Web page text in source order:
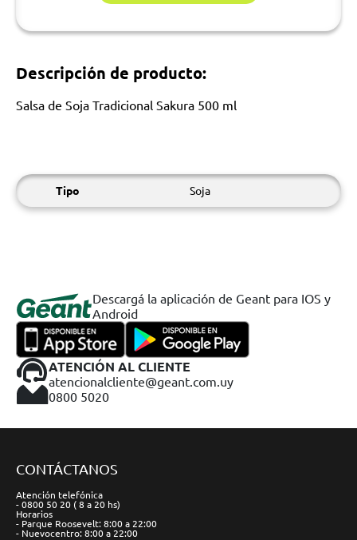
Descripción de producto:
Salsa de Soja Tradicional Sakura 500 ml
Tipo Soja
Descargá la aplicación de Geant para IOS y
Android
ATENCIÓN AL CLIENTE
atencionalcliente@geant.com.uy
0800 5020
CONTÁCTANOS
Atención telefónica
- 0800 50 20 ( 8 a 20 hs)
Horarios
- Parque Roosevelt: 8:00 a 22:00
- Nuevocentro: 8:00 a 22:00